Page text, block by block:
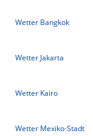
Wetter Bangkok
Wetter Jakarta
Wetter Kairo
Wetter Mexiko-Stadt